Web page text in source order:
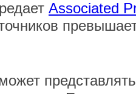
Associated